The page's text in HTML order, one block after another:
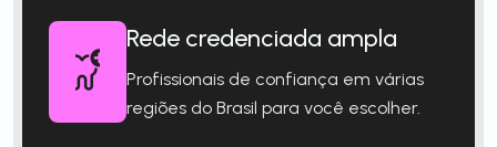
Rede credenciada ampla
Profissionais de confiança em várias
regiões do Brasil para você escolher.